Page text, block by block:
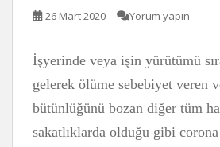
26 Mart 2020 Yorum yapın
İşyerinde veya işin yürütümü
gelerek ölüme sebebiyet veren
bütünlüğünü bozan diğer tüm
sakatlıklarda olduğu gibi